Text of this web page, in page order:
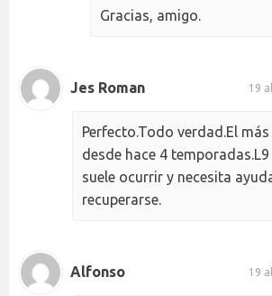
Gracias, amigo.
Jes Roman 19
Perfecto.Todo verdad.El
desde hace 4
suele ocurrir y necesita
recuperarse.
Alfonso 19